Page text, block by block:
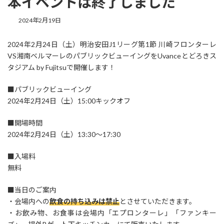
2024年2月19日
2024年2月24日（土）明治安田J1リーグ第1節 川崎フロンターレ
VS湘南ベルマーレのパブリックビューイングをUvanceとどろきス
タジアム by Fujitsuで開催します！
■パブリックビューイング
2024年2月24日（土）15:00キックオフ
■開場時間
2024年2月24日（土）13:30～17:30
■入場料
無料
■当日のご案内
・会場内への飲食の持ち込みは禁止とさせていただきます。
・お飲み物、お食事は会場内「エプロンターレ」「ファンキー